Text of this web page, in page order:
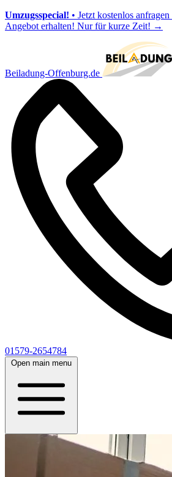
Umzugsspecial! • Jetzt kostenlos
Angebot erhalten! Nur für kurze Zeit! →
Beiladung-Offenburg.de
01579-2654784
Open main menu